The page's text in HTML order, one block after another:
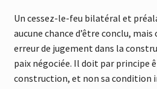
Un cessez-le-feu bilatéral et
aucune chance d’être conclu,
erreur de jugement dans la
paix négociée. Il doit par principe
construction, et non sa condition